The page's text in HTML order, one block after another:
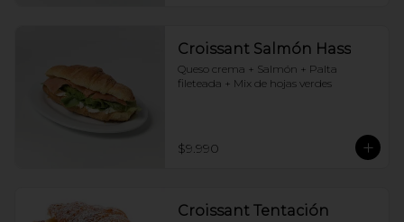
Croissant Salmón Hass
Queso crema + Salmón + Palta
fileteada + Mix de hojas verdes
$9.990
Croissant Tentación